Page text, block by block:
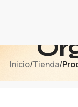
Inicio/Tienda/